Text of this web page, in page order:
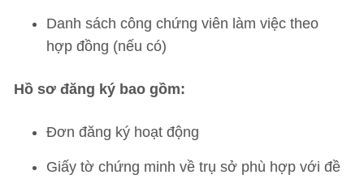
Danh sách công chứng viên làm việc theo
hợp đồng (nếu có)
Hồ sơ đăng ký bao gồm:
Đơn đăng ký hoạt động
Giấy tờ chứng minh về trụ sở phù hợp với đề